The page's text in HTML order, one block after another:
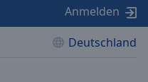
Deutschland
Anmelden